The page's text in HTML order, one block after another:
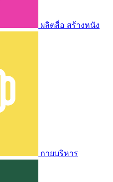
ผลิตสื่อ สร้างหนัง
กายบริหาร